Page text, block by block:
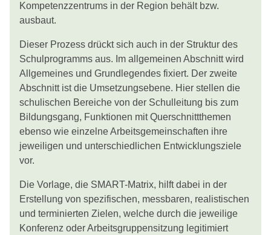
Kompetenzzentrums in der Region behält bzw.
ausbaut.
Dieser Prozess drückt sich auch in der Struktur des
Schulprogramms aus. Im allgemeinen Abschnitt wird
Allgemeines und Grundlegendes fixiert. Der zweite
Abschnitt ist die Umsetzungsebene. Hier stellen die
schulischen Bereiche von der Schulleitung bis zum
Bildungsgang, Funktionen mit Querschnittthemen
ebenso wie einzelne Arbeitsgemeinschaften ihre
jeweiligen und unterschiedlichen Entwicklungsziele
vor.
Die Vorlage, die SMART-Matrix, hilft dabei in der
Erstellung von spezifischen, messbaren, realistischen
und terminierten Zielen, welche durch die jeweilige
Konferenz oder Arbeitsgruppensitzung legitimiert